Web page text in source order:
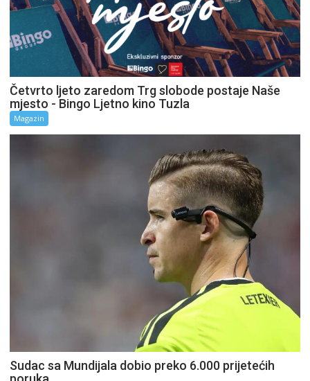
Četvrto ljeto zaredom Trg slobode postaje Naše
mjesto - Bingo Ljetno kino Tuzla
Magazin
Sudac sa Mundijala dobio preko 6.000 prijetećih